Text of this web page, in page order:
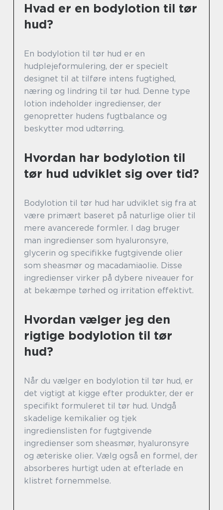
Hvad er en bodylotion til tør
hud?
En bodylotion til tør hud er en
hudplejeformulering, der er specielt
designet til at tilføre intens fugtighed,
næring og lindring til tør hud. Denne type
lotion indeholder ingredienser, der
genopretter hudens fugtbalance og
beskytter mod udtørring.
Hvordan har bodylotion til
tør hud udviklet sig over tid?
Bodylotion til tør hud har udviklet sig fra at
være primært baseret på naturlige olier til
mere avancerede formler. I dag bruger
man ingredienser som hyaluronsyre,
glycerin og specifikke fugtgivende olier
som sheasmør og macadamiaolie. Disse
ingredienser virker på dybere niveauer for
at bekæmpe tørhed og irritation effektivt.
Hvordan vælger jeg den
rigtige bodylotion til tør
hud?
Når du vælger en bodylotion til tør hud, er
det vigtigt at kigge efter produkter, der er
specifikt formuleret til tør hud. Undgå
skadelige kemikalier og tjek
ingredienslisten for fugtgivende
ingredienser som sheasmør, hyaluronsyre
og æteriske olier. Vælg også en formel, der
absorberes hurtigt uden at efterlade en
klistret fornemmelse.